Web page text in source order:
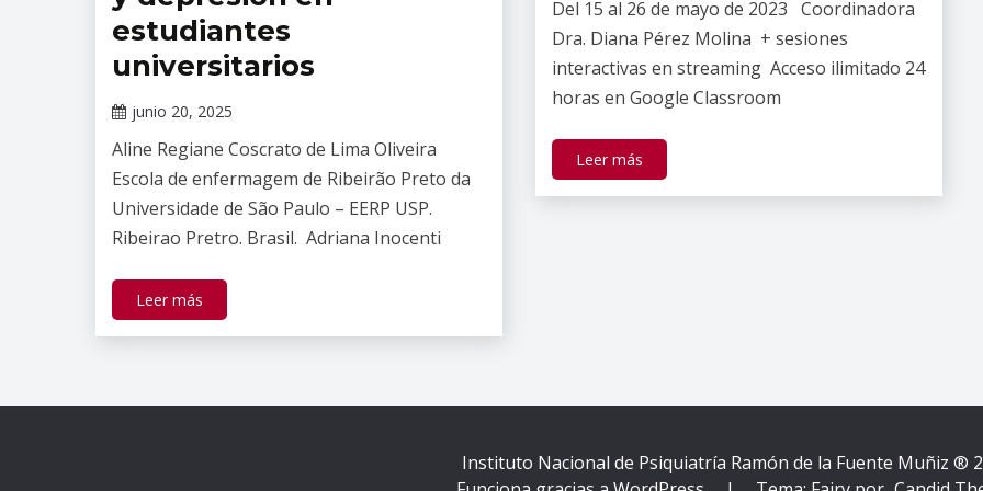
estudiantes
universitarios
junio 20, 2025
Gallardo
Aline Regiane Coscrato de Lima Oliveira
Escola de enfermagem de Ribeirão Preto da
Universidade de São Paulo – EERP USP.
Ribeirao Pretro. Brasil. Adriana Inocenti
Leer más
Gallardo
Del 15 al 26 de mayo de 2023 Coordinadora
Dra. Diana Pérez Molina + sesiones
interactivas en streaming Acceso ilimitado 24
horas en Google Classroom
Leer más
Instituto Nacional de Psiquiatría Ramón de la Fuente Muñiz ®